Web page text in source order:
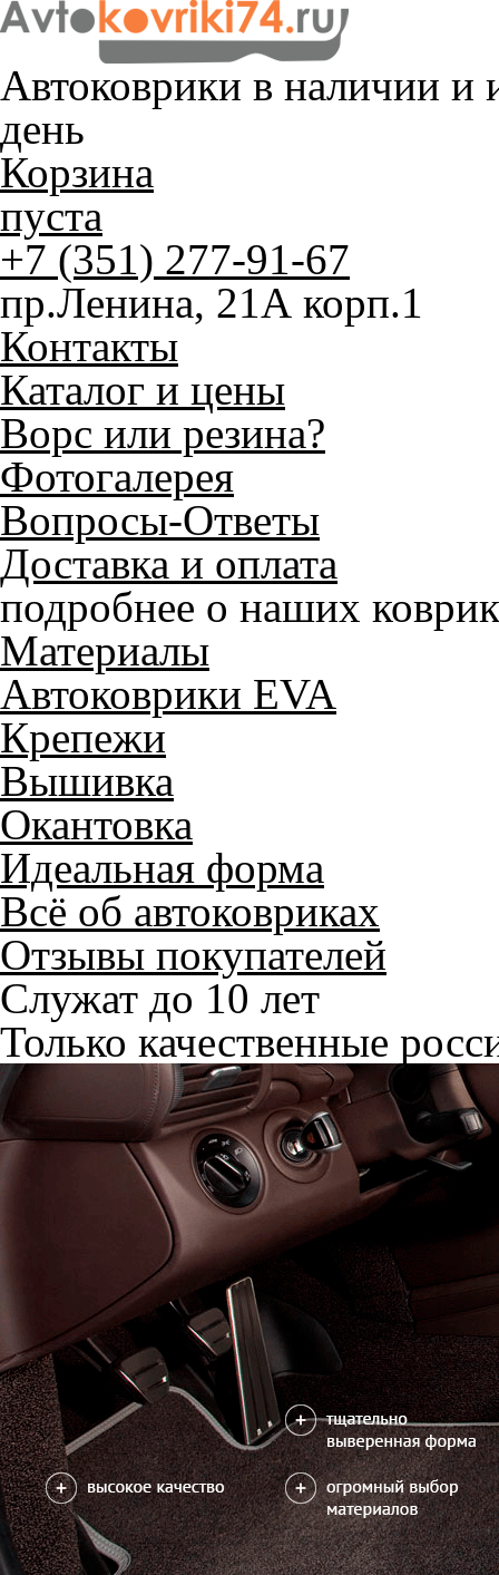
Автоковрики в наличии и
день
Корзина
пуста
+7 (351) 277-91-67
пр.Ленина, 21А корп.1
Контакты
Каталог и цены
Ворс или резина?
Фотогалерея
Вопросы-Ответы
Доставка и оплата
подробнее о наших
Материалы
Автоковрики EVA
Крепежи
Вышивка
Окантовка
Идеальная форма
Всё об автоковриках
Отзывы покупателей
Служат до 10 лет
Только качественные